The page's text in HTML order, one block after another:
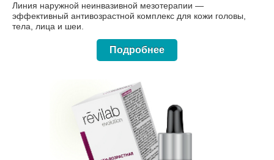
Линия наружной неинвазивной мезотерапии —
эффективный антивозрастной комплекс для кожи головы,
тела, лица и шеи.
Подробнее